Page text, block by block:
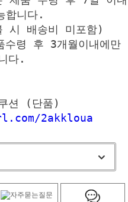
합니다.
시 배송비 미포함)
령 후 3개월이내에만
다.
션 (단품)
2akkloua